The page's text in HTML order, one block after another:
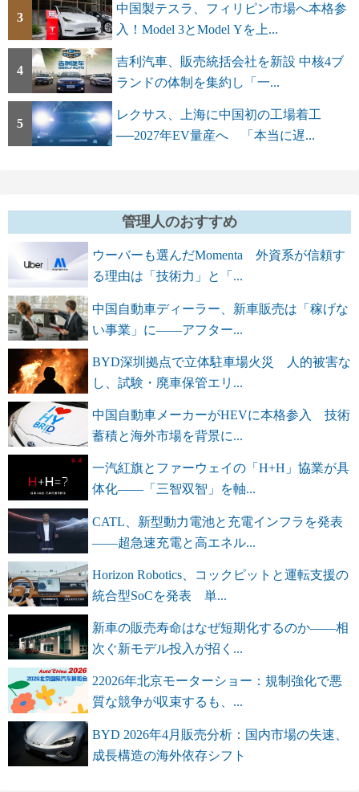
3
中国製テスラ、フィリピン市場へ本格参
入！Model 3とModel Yを上...
4
吉利汽車、販売統括会社を新設 中核4ブ
ランドの体制を集約し「一...
5
レクサス、上海に中国初の工場着工
──2027年EV量産へ 「本当に遅...
管理人のおすすめ
ウーバーも選んだMomenta 外資系が信頼す
る理由は「技術力」と「...
中国自動車ディーラー、新車販売は「稼げな
い事業」に――アフター...
BYD深圳拠点で立体駐車場火災 人的被害な
し、試験・廃車保管エリ...
中国自動車メーカーがHEVに本格参入 技術
蓄積と海外市場を背景に...
一汽紅旗とファーウェイの「H+H」協業が具
体化――「三智双智」を軸...
CATL、新型動力電池と充電インフラを発表
――超急速充電と高エネル...
Horizon Robotics、コックピットと運転支援の
統合型SoCを発表 単...
新車の販売寿命はなぜ短期化するのか――相
次ぐ新モデル投入が招く...
22026年北京モーターショー：規制強化で悪
質な競争が収束するも、...
BYD 2026年4月販売分析：国内市場の失速、
成長構造の海外依存シフト